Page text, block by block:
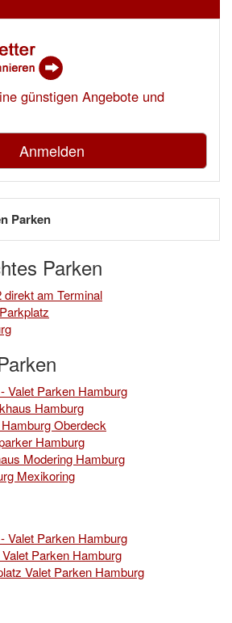
günstigen Angebote und
Anmelden
Parken
Parken
am Terminal
Valet Parken Hamburg
Hamburg
Oberdeck
Hamburg
Modering Hamburg
Mexikoring
Valet Parken Hamburg
Parken Hamburg
Valet Parken Hamburg